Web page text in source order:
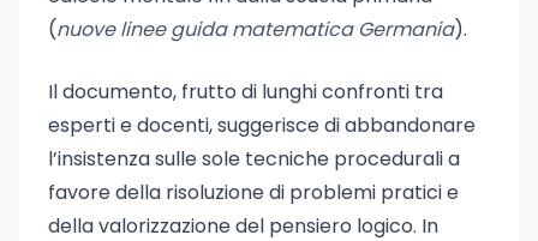
(nuove linee guida matematica Germania).
Il documento, frutto di lunghi confronti tra
esperti e docenti, suggerisce di abbandonare
l’insistenza sulle sole tecniche procedurali a
favore della risoluzione di problemi pratici e
della valorizzazione del pensiero logico. In